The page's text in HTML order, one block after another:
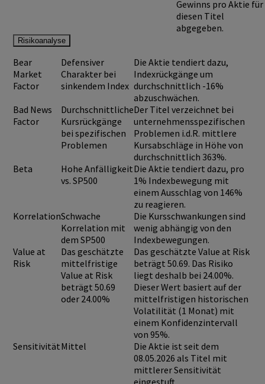
Gewinns pro Aktie für
diesen Titel
abgegeben.
Risikoanalyse
Bear
Market
Factor
Defensiver
Charakter bei
sinkendem Index
Die Aktie tendiert dazu,
Indexrückgänge um
durchschnittlich -16%
abzuschwächen.
Bad News
Factor
Durchschnittliche
Kursrückgänge
bei spezifischen
Problemen
Der Titel verzeichnet bei
unternehmensspezifischen
Problemen i.d.R. mittlere
Kursabschläge in Höhe von
durchschnittlich 363%.
Beta
Hohe Anfälligkeit
vs. SP500
Die Aktie tendiert dazu, pro
1% Indexbewegung mit
einem Ausschlag von 146%
zu reagieren.
KorrelationSchwache
Korrelation mit
dem SP500
Die Kursschwankungen sind
wenig abhängig von den
Indexbewegungen.
Value at
Risk
Das geschätzte
mittelfristige
Value at Risk
beträgt 50.69
oder 24.00%
Das geschätzte Value at Risk
beträgt 50.69. Das Risiko
liegt deshalb bei 24.00%.
Dieser Wert basiert auf der
mittelfristigen historischen
Volatilität (1 Monat) mit
einem Konfidenzintervall
von 95%.
SensitivitätMittel
Die Aktie ist seit dem
08.05.2026 als Titel mit
mittlerer Sensitivität
eingestuft.